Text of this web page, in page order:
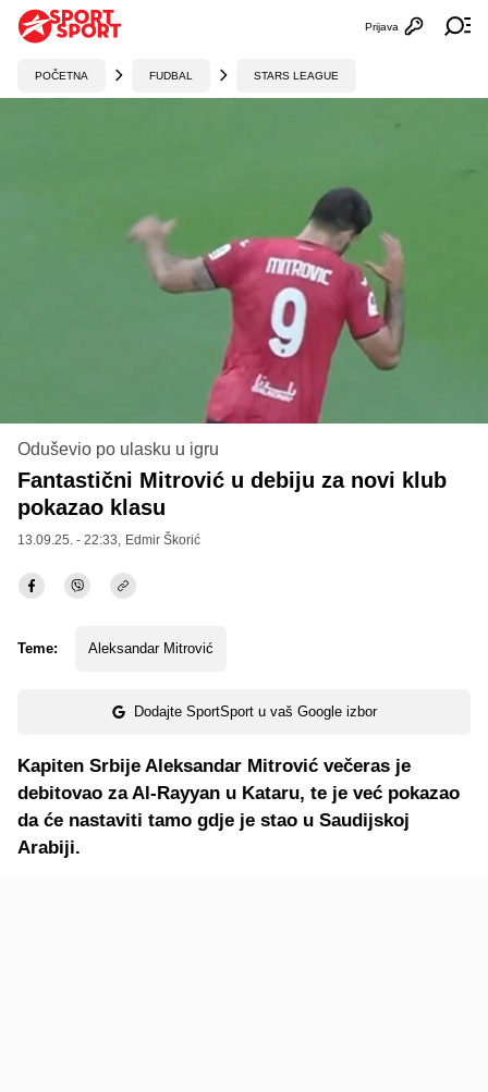
Otvori
Prijava
POČETNA FUDBAL STARS LEAGUE
Oduševio po ulasku u igru
Fantastični Mitrović u debiju za novi klub
pokazao klasu
13.09.25. - 22:33, Edmir Škorić
Teme: Aleksandar Mitrović
Dodajte SportSport u vaš Google izbor
Kapiten Srbije Aleksandar Mitrović večeras je
debitovao za Al-Rayyan u Kataru, te je već pokazao
da će nastaviti tamo gdje je stao u Saudijskoj
Arabiji.